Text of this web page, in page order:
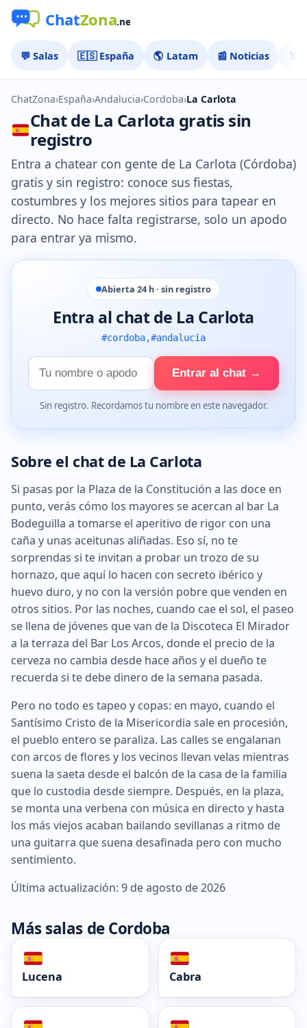
💬 Salas 🇪🇸 España 🌎 Latam 📰 Noticias 🏅
ChatZona›España›Andalucia›Cordoba›La Carlota
Chat de La Carlota gratis sin
registro
Entra a chatear con gente de La Carlota (Córdoba)
gratis y sin registro: conoce sus fiestas,
costumbres y los mejores sitios para tapear en
directo. No hace falta registrarse, solo un apodo
para entrar ya mismo.
Abierta 24 h · sin registro
Entra al chat de La Carlota
#cordoba,#andalucia
Tu
nombre
Entrar al chat →
Sin registro. Recordamos tu nombre en este navegador.
Sobre el chat de La Carlota
Si pasas por la Plaza de la Constitución a las doce en
punto, verás cómo los mayores se acercan al bar La
Bodeguilla a tomarse el aperitivo de rigor con una
caña y unas aceitunas aliñadas. Eso sí, no te
sorprendas si te invitan a probar un trozo de su
hornazo, que aquí lo hacen con secreto ibérico y
huevo duro, y no con la versión pobre que venden en
otros sitios. Por las noches, cuando cae el sol, el paseo
se llena de jóvenes que van de la Discoteca El Mirador
a la terraza del Bar Los Arcos, donde el precio de la
cerveza no cambia desde hace años y el dueño te
recuerda si te debe dinero de la semana pasada.
Pero no todo es tapeo y copas: en mayo, cuando el
Santísimo Cristo de la Misericordia sale en procesión,
el pueblo entero se paraliza. Las calles se engalanan
con arcos de flores y los vecinos llevan velas mientras
suena la saeta desde el balcón de la casa de la familia
que lo custodia desde siempre. Después, en la plaza,
se monta una verbena con música en directo y hasta
los más viejos acaban bailando sevillanas a ritmo de
una guitarra que suena desafinada pero con mucho
sentimiento.
Última actualización: 9 de agosto de 2026
Más salas de Cordoba
Lucena Cabra